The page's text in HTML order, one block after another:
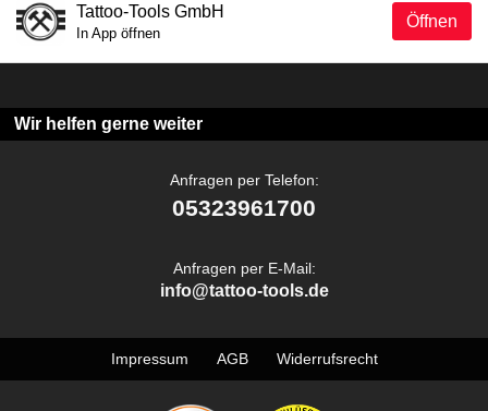
Öffnen
Tattoo-Tools GmbH
In App öffnen
Wir helfen gerne weiter
Anfragen per Telefon:
05323961700
Anfragen per E-Mail:
info@tattoo-tools.de
Impressum AGB Widerrufsrecht